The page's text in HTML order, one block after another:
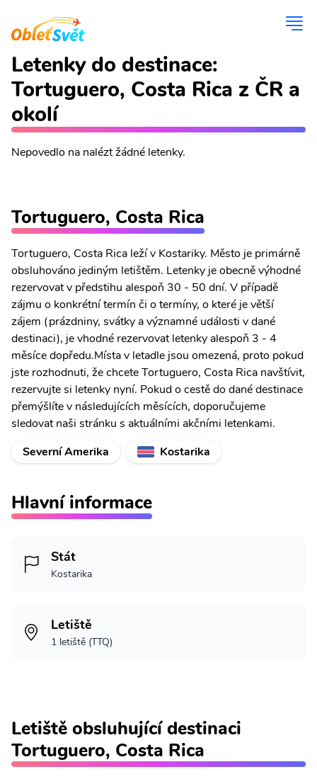
Letenky do destinace:
Tortuguero, Costa Rica z ČR a
okolí
Nepovedlo na nalézt žádné letenky.
Tortuguero, Costa Rica
Tortuguero, Costa Rica leží v Kostariky. Město je primárně
obsluhováno jediným letištěm. Letenky je obecně výhodné
rezervovat v předstihu alespoň 30 - 50 dní. V případě
zájmu o konkrétní termín či o termíny, o které je větší
zájem (prázdniny, svátky a významné události v dané
destinaci), je vhodné rezervovat letenky alespoň 3 - 4
měsíce dopředu.Místa v letadle jsou omezená, proto pokud
jste rozhodnuti, že chcete Tortuguero, Costa Rica navštívit,
rezervujte si letenky nyní. Pokud o cestě do dané destinace
přemýšlíte v následujících měsících, doporučujeme
sledovat naši stránku s aktuálními akčními letenkami.
Severní Amerika
Kostarika
Hlavní informace
Stát
Kostarika
Letiště
1 letiště (TTQ)
Letiště obsluhující destinaci
Tortuguero, Costa Rica